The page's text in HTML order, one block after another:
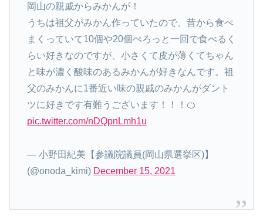
岡山の親戚からみかんが！
うちは祖父がみかん作っていたので、昔から食べ
まくっていて10個や20個ぺろっと一回で食べるく
らい好きなのですが、小さくて皮が薄くてちゃん
と味が濃く酸味のあるみかんが好きなんです。祖
父のみかんに1番近い味の親戚のみかんがダント
ツに好きです有難うございます！！！🍊
pic.twitter.com/nDQpnLmh1u
— 小野田紀美【参議院議員(岡山県選挙区)】
(@onoda_kimi) December 15, 2021